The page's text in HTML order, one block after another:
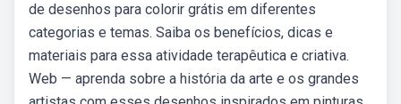
de desenhos para colorir grátis em diferentes
categorias e temas. Saiba os benefícios, dicas e
materiais para essa atividade terapêutica e criativa.
Web — aprenda sobre a história da arte e os grandes